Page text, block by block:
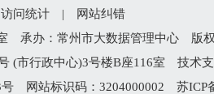
访问统计 |
网站纠错
承办：常州市大数据管理中心 版
(市行政中心)3号楼B座116室 技术
网站标识码：3204000002 苏ICP